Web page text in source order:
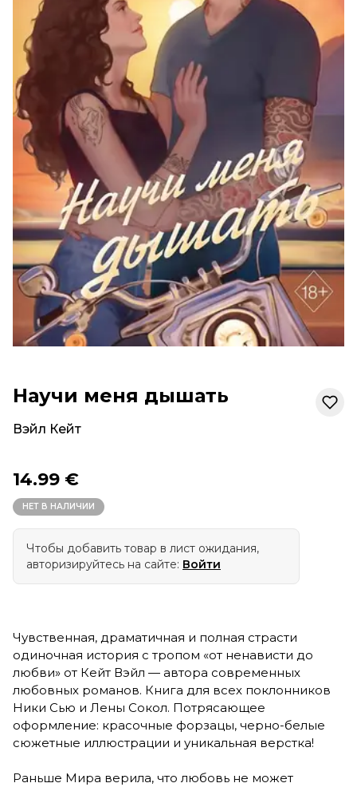
Научи меня дышать
Вэйл Кейт
14.99 €
НЕТ В НАЛИЧИИ
Чтобы добавить товар в лист ожидания,
авторизируйтесь на сайте: Войти
Чувственная, драматичная и полная страсти
одиночная история с тропом «от ненависти до
любви» от Кейт Вэйл — автора современных
любовных романов. Книга для всех поклонников
Ники Сью и Лены Сокол. Потрясающее
оформление: красочные форзацы, черно-белые
сюжетные иллюстрации и уникальная верстка!
Раньше Мира верила, что любовь не может